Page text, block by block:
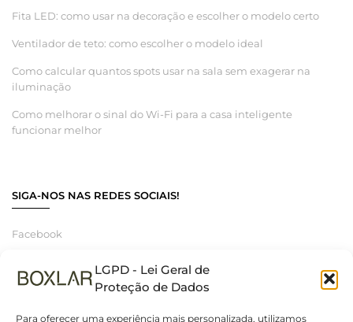
LGPD - Lei Geral de
Proteção de Dados
Para oferecer uma experiência mais personalizada, utilizamos
Fita LED: como usar na decoração e escolher o modelo certo
Ventilador de teto: como escolher o modelo ideal
Como calcular quantos spots usar na sala sem exagerar na
iluminação
Como melhorar o sinal do Wi-Fi para a casa inteligente
funcionar melhor
SIGA-NOS NAS REDES SOCIAIS!
Facebook
Linkedin